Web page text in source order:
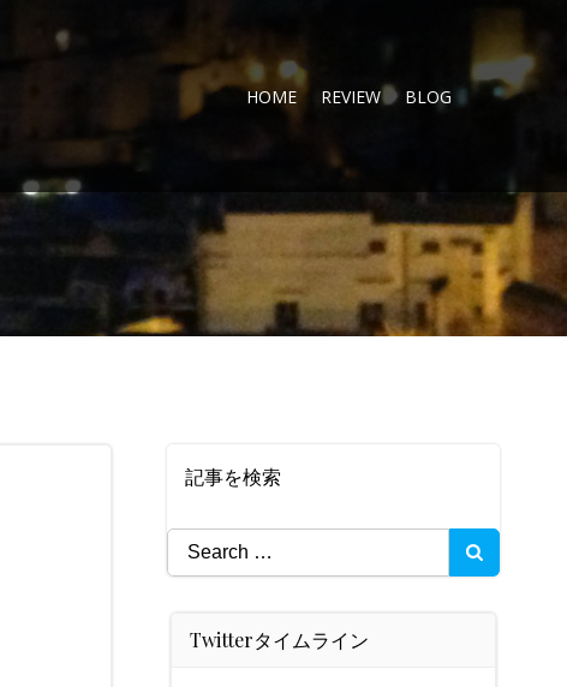
HOME REVIEW BLOG
記事を検索
Search
for:
Twitterタイムライン